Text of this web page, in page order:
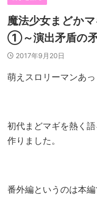
魔法少女まどか
①～演出矛盾の
2017年9月20日
萌えスロリーマンあっ
初代まどマギを熱く
作りました。
番外編というのは本